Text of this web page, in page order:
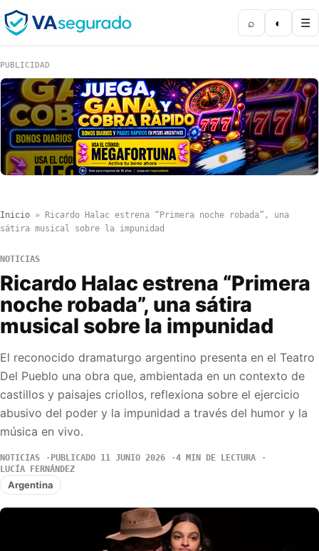
⌕ ◐ ☰
PUBLICIDAD
Inicio »
Ricardo Halac estrena “Primera noche robada”, una
sátira musical sobre la impunidad
NOTICIAS
Ricardo Halac estrena “Primera
noche robada”, una sátira
musical sobre la impunidad
El reconocido dramaturgo argentino presenta en el Teatro
Del Pueblo una obra que, ambientada en un contexto de
castillos y paisajes criollos, reflexiona sobre el ejercicio
abusivo del poder y la impunidad a través del humor y la
música en vivo.
NOTICIAS PUBLICADO 11 JUNIO 2026
4 MIN DE LECTURA
LUCÍA FERNÁNDEZ
Argentina